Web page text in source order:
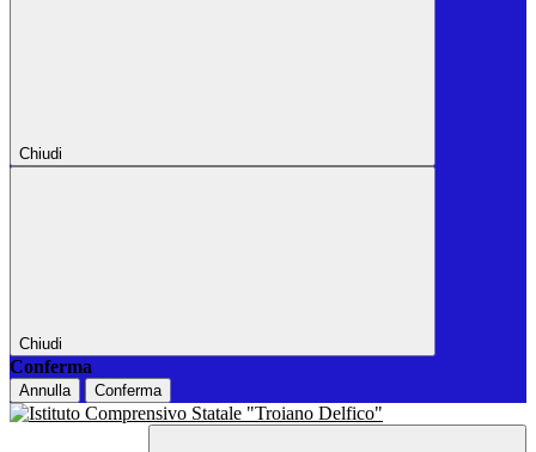
Chiudi
Chiudi
Conferma
Annulla Conferma